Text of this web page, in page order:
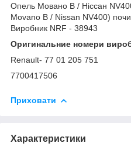
Опель Мовано B / Ніссан
Movano B / Nissan NV400)
Виробник NRF - 38943
Оригинальние номери
Renault- 77 01 205 751
7700417506
Приховати
Характеристики